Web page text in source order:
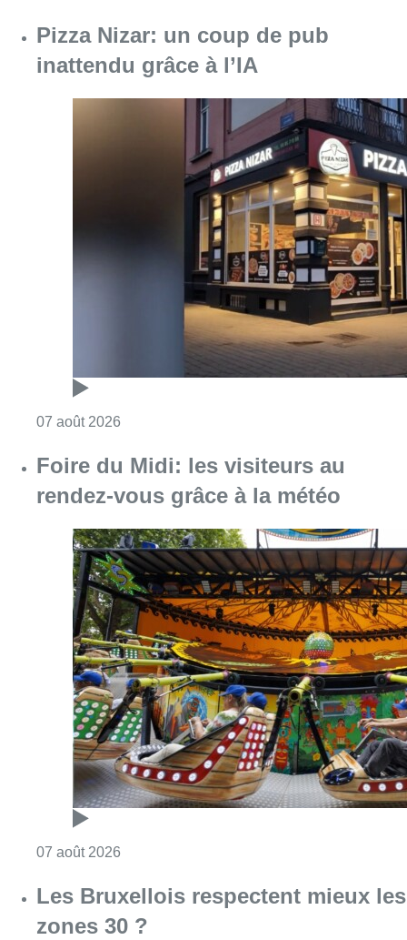
Pizza Nizar: un coup de pub
inattendu grâce à l’IA
07 août 2026
Foire du Midi: les visiteurs au
rendez-vous grâce à la météo
07 août 2026
Les Bruxellois respectent mieux les
zones 30 ?